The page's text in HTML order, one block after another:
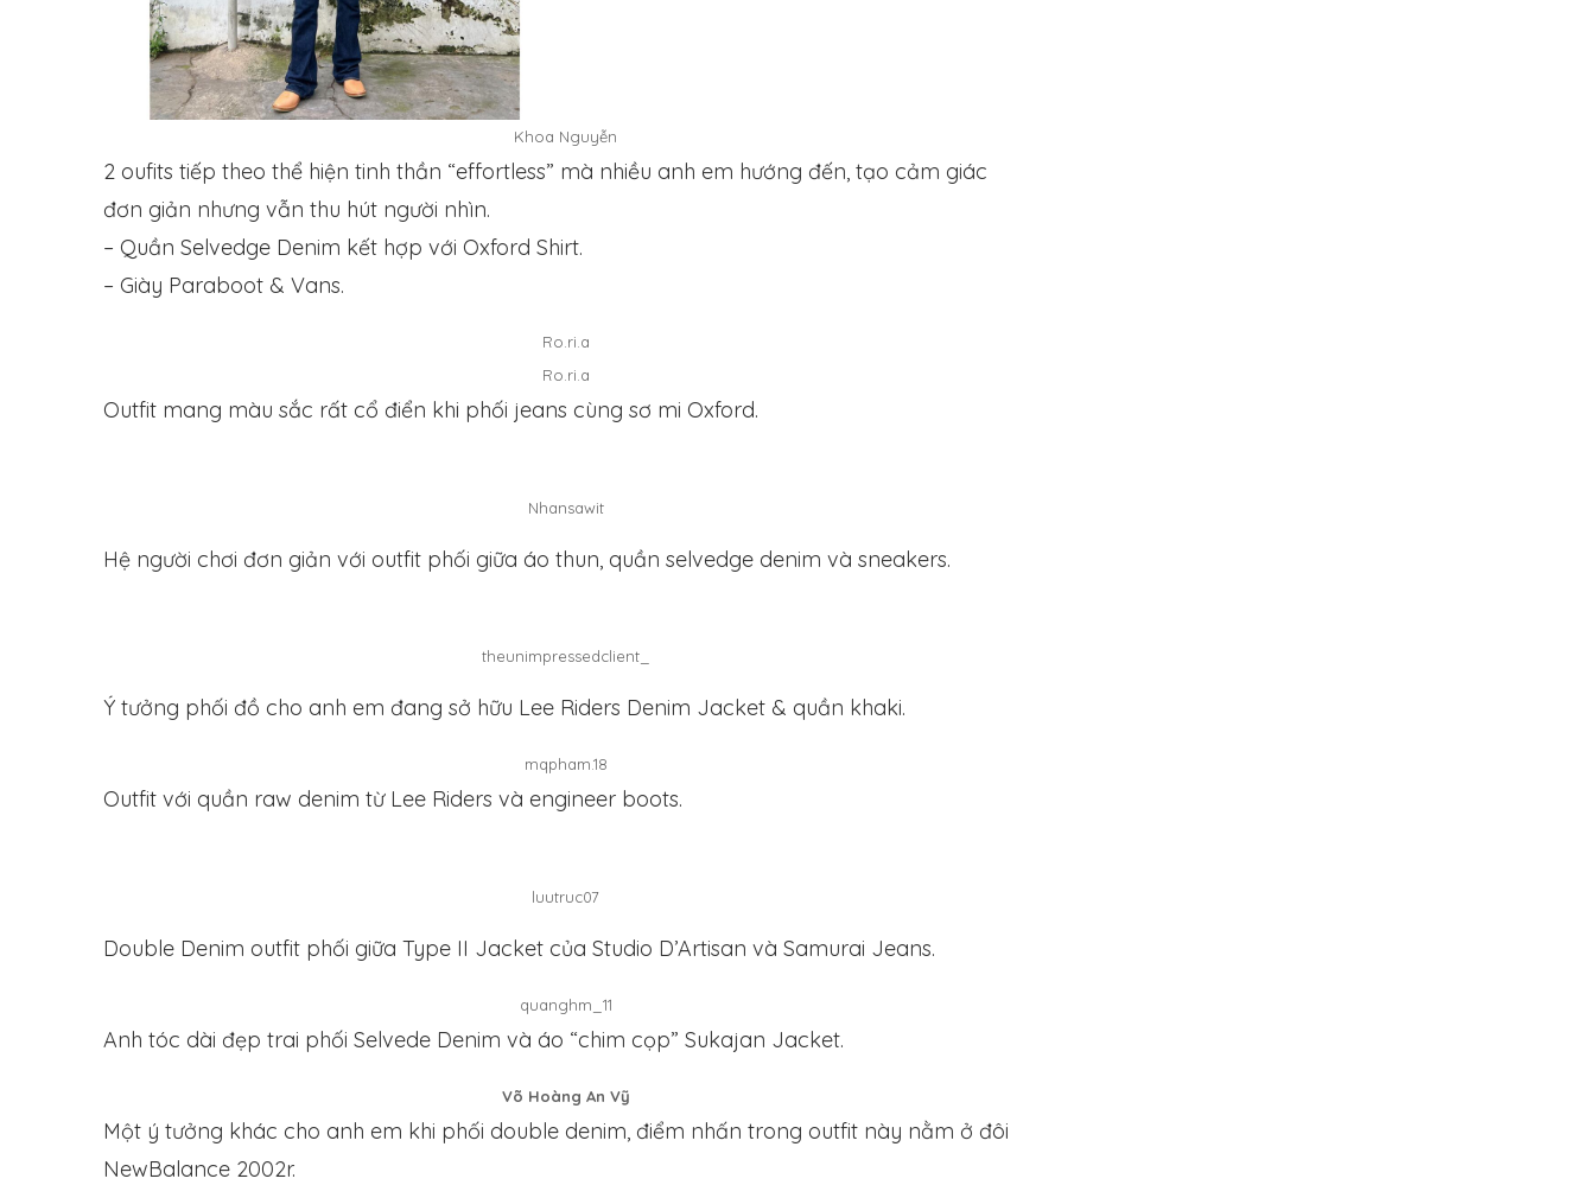
Khoa Nguyễn
2 oufits tiếp theo thể hiện tinh thần “effortless” mà nhiều anh em hướng đến, tạo cảm giác
đơn giản nhưng vẫn thu hút người nhìn.
– Quần Selvedge Denim kết hợp với Oxford Shirt.
– Giày Paraboot & Vans.
Ro.ri.a
Ro.ri.a
Outfit mang màu sắc rất cổ điển khi phối jeans cùng sơ mi Oxford.
Nhansawit
Hệ người chơi đơn giản với outfit phối giữa áo thun, quần selvedge denim và sneakers.
theunimpressedclient_
Ý tưởng phối đồ cho anh em đang sở hữu Lee Riders Denim Jacket & quần khaki.
mqpham.18
Outfit với quần raw denim từ Lee Riders và engineer boots.
luutruc07
Double Denim outfit phối giữa Type II Jacket của Studio D’Artisan và Samurai Jeans.
quanghm_11
Anh tóc dài đẹp trai phối Selvede Denim và áo “chim cọp” Sukajan Jacket.
Võ Hoàng An Vỹ
Một ý tưởng khác cho anh em khi phối double denim, điểm nhấn trong outfit này nằm ở đôi
NewBalance 2002r.